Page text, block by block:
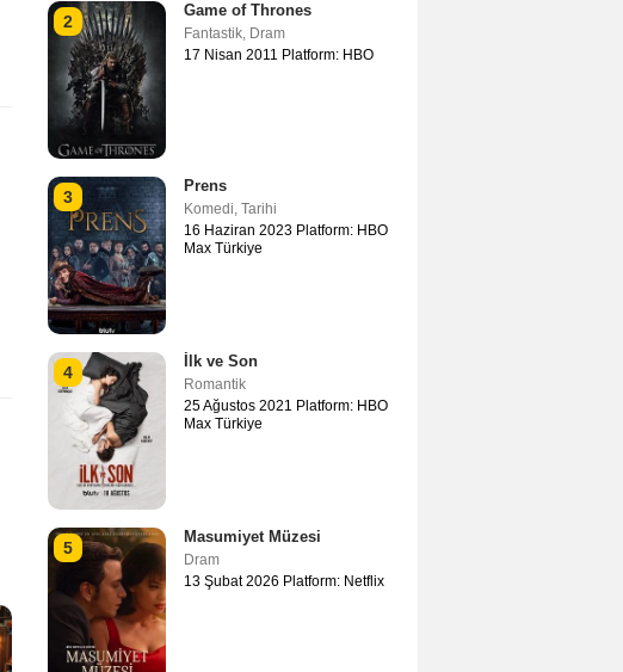
2
Game of Thrones
Fantastik, Dram
17 Nisan 2011 Platform: HBO
3
Prens
Komedi, Tarihi
16 Haziran 2023 Platform: HBO
Max Türkiye
4
İlk ve Son
Romantik
25 Ağustos 2021 Platform: HBO
Max Türkiye
5
Masumiyet Müzesi
Dram
13 Şubat 2026 Platform: Netflix